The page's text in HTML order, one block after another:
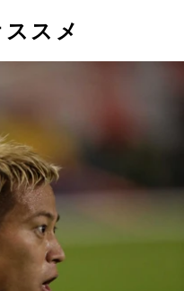
スメ